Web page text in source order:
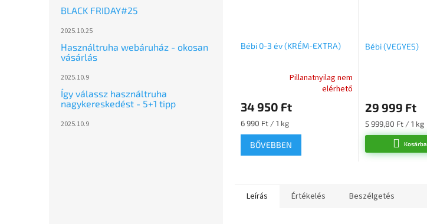
BLACK FRIDAY#25
2025.10.25
Használtruha webáruház - okosan
vásárlás
2025.10.9
Így válassz használtruha
nagykereskedést - 5+1 tipp
2025.10.9
Bébi 0-3 év (KRÉM-EXTRA)
átlagos
értékelése
5-
ből
Pillanatnyilag nem
elérhető
34 950 Ft
Egységár:
6 990 Ft / 1 kg
BŐVEBBEN
Bébi (VEGYES)
29 999 Ft
Egységár:
5 999,80 Ft / 1 kg
Kosárba
Leírás Értékelés Beszélgetés